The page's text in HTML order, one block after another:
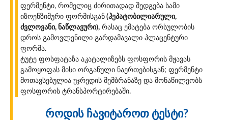
ფერმენტი, რომელიც ძირითადად შედგება სამი
იზოენზიმური ფორმისგან (ჰეპატობილიარული,
ძვლოვანი, ნაწლავური), რასაც ემატება ორსულობის
დროს გამოვლენილი გარდამავალი პლაცენტური
ფორმა.
ტუტე ფოსფატაზა აკატალიზებს ფოსფორის მჟავას
გამოყოფას მისი ორგანული ნაერთებისგან; ფერმენტი
მოთავსებულია უჯრედის მემბრანაზე და მონაწილეობს
ფოსფორის ტრანსპორტირებაში.
როდის ჩავიტაროთ ტესტი?